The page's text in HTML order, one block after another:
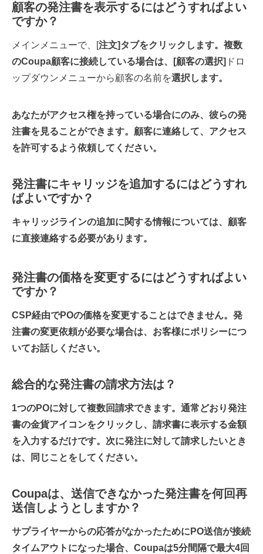
顧客の発注書を表示するにはどうすればよい
ですか？
メインメニューで、[注文]タブをクリックします。複数
のCoupa顧客に接続している場合は、[顧客の選択] ドロ
ップダウンメニューから顧客の名前を選択します。
あなたがアクセス権を持っている場合にのみ、彼らの発
注書を見ることができます。顧客に連絡して、アクセス
を許可するよう依頼してください。
発注書にキャリッジを追加するにはどうすれ
ばよいですか？
キャリッジラインの追加に関する情報については、顧客
に直接連絡する必要があります。
発注書の価格を変更するにはどうすればよい
ですか？
CSP経由でPOの価格を変更することはできません。発
注書の変更依頼が必要な場合は、お客様にポリシーにつ
いてお話しください。
総合的な発注書の請求方法は？
1つのPOに対して複数回請求できます。通常どおり発注
書の金貨アイコンをクリックし、請求書に表示する金額
を入力するだけです。次に発注に対して請求したいとき
は、同じことをしてください。
Coupaは、送信できなかった発注書を何回再
送信しようとしますか？
サプライヤーからの応答がなかったためにPO送信が接続
タイムアウトになった場合、Coupaは5分間隔で最大4回